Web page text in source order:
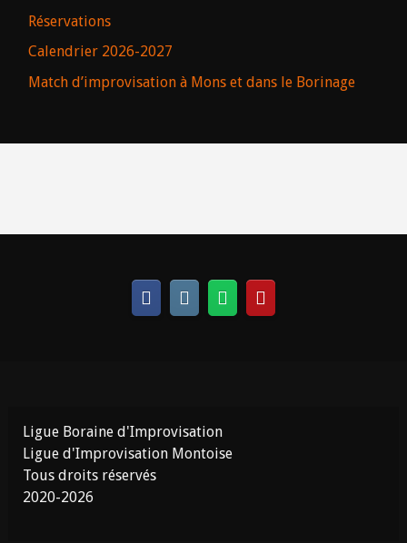
Réservations
Calendrier 2026-2027
Match d’improvisation à Mons et dans le Borinage
Ligue Boraine d'Improvisation
Ligue d'Improvisation Montoise
Tous droits réservés
2020-2026